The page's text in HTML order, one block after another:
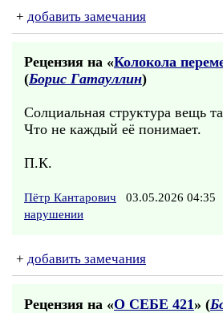
+ добавить замечания
Рецензия на «Колокола
(Борис Гатауллин)
Солциальная структура вещь
Что не каждый её понимает.
П.К.
Пётр Кантарович 03.05.2026 04:35
нарушении
+ добавить замечания
Рецензия на «О СЕБЕ 421» (